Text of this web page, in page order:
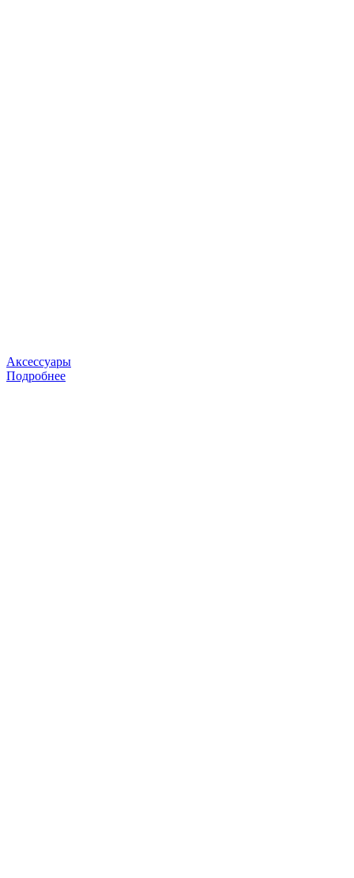
Аксессуары
Подробнее